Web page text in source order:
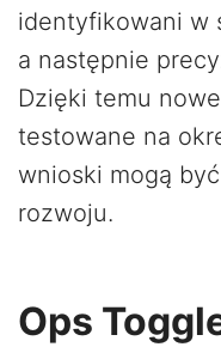
identyfikowani w
a następnie
Dzięki temu
testowane na
wnioski mogą
rozwoju.
Ops